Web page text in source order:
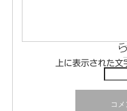
上に表示された文